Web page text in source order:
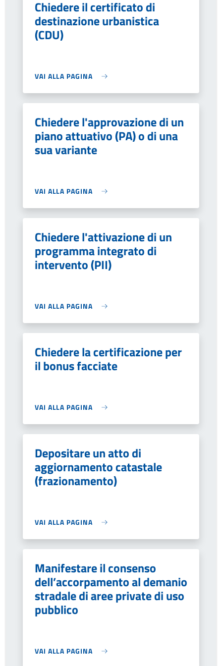
Chiedere il certificato di
destinazione urbanistica
(CDU)
VAI ALLA PAGINA
Chiedere l'approvazione di un
piano attuativo (PA) o di una
sua variante
VAI ALLA PAGINA
Chiedere l'attivazione di un
programma integrato di
intervento (PII)
VAI ALLA PAGINA
Chiedere la certificazione per
il bonus facciate
VAI ALLA PAGINA
Depositare un atto di
aggiornamento catastale
(frazionamento)
VAI ALLA PAGINA
Manifestare il consenso
dell’accorpamento al demanio
stradale di aree private di uso
pubblico
VAI ALLA PAGINA